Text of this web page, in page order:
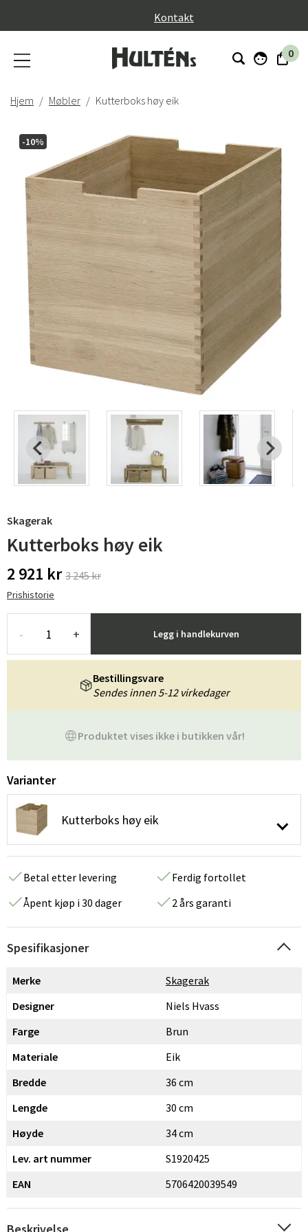
Kontakt
0
Hjem Møbler Kutterboks høy eik
-10%
Skagerak
Kutterboks høy eik
2 921 kr 3 245 kr
Prishistorie
- + Legg i handlekurven
Produktet vises ikke i butikken vår!
Bestillingsvare
Sendes innen 5-12 virkedager
Varianter
Kutterboks høy eik
Betal etter levering
Ferdig fortollet
Åpent kjøp i 30 dager
2 års garanti
Spesifikasjoner
Merke
Skagerak
Designer
Niels Hvass
Farge
Brun
Materiale
Eik
Bredde
36 cm
Lengde
30 cm
Høyde
34 cm
Lev. art nummer
S1920425
EAN
5706420039549